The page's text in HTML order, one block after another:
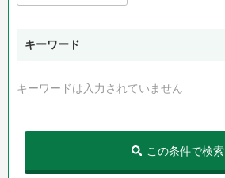
キーワード
キーワードは入力されていません
この条件で検索